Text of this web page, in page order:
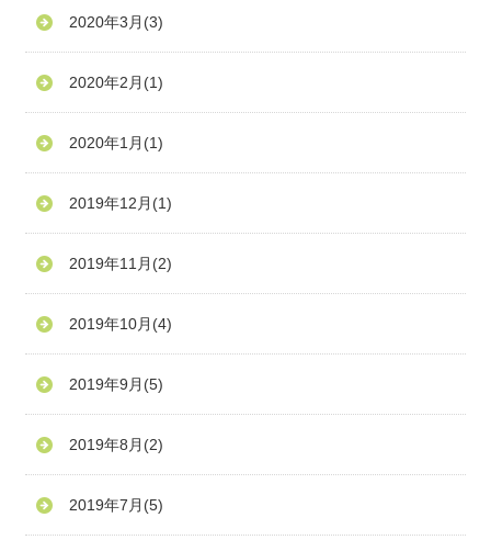
2020年3月 (3)
2020年2月 (1)
2020年1月 (1)
2019年12月 (1)
2019年11月 (2)
2019年10月 (4)
2019年9月 (5)
2019年8月 (2)
2019年7月 (5)